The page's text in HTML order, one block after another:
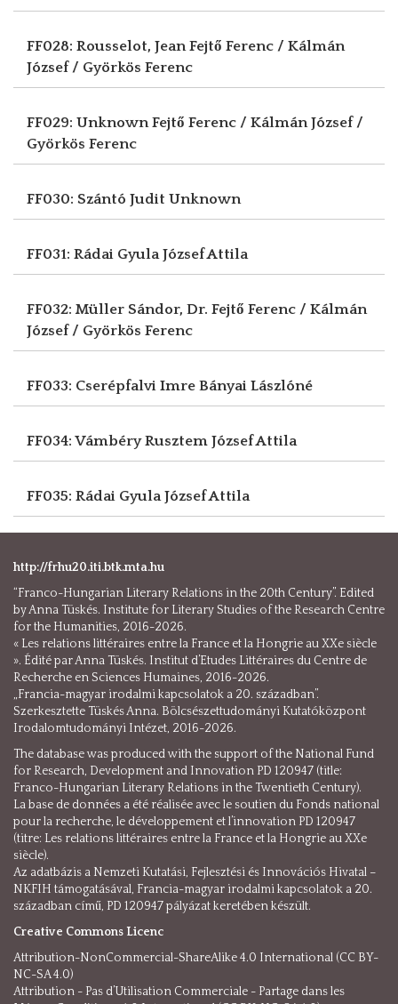
FF028: Rousselot, JeanFejtő Ferenc / Kálmán
József / Györkös Ferenc
FF029: UnknownFejtő Ferenc / Kálmán József /
Györkös Ferenc
FF030: Szántó Judit Unknown
FF031: Rádai GyulaJózsef Attila
FF032: Müller Sándor, Dr. Fejtő Ferenc / Kálmán
József / Györkös Ferenc
FF033: Cserépfalvi Imre Bányai Lászlóné
FF034: Vámbéry Rusztem József Attila
FF035: Rádai GyulaJózsef Attila
http://frhu20.iti.btk.mta.hu
“Franco-Hungarian Literary Relations in the 20th Century”. Edited
by Anna Tüskés. Institute for Literary Studies of the Research Centre
for the Humanities, 2016-2026.
« Les relations littéraires entre la France et la Hongrie au XXe siècle
». Édité par Anna Tüskés. Institut d’Etudes Littéraires du Centre de
Recherche en Sciences Humaines, 2016-2026.
„Francia-magyar irodalmi kapcsolatok a 20. században”.
Szerkesztette Tüskés Anna. Bölcsészettudományi Kutatóközpont
Irodalomtudományi Intézet, 2016-2026.
The database was produced with the support of the National Fund
for Research, Development and Innovation PD 120947 (title:
Franco-Hungarian Literary Relations in the Twentieth Century).
La base de données a été réalisée avec le soutien du Fonds national
pour la recherche, le développement et l’innovation PD 120947
(titre: Les relations littéraires entre la France et la Hongrie au XXe
siècle).
Az adatbázis a Nemzeti Kutatási, Fejlesztési és Innovációs Hivatal –
NKFIH támogatásával, Francia-magyar irodalmi kapcsolatok a 20.
században című, PD 120947 pályázat keretében készült.
Creative Commons Licenc
Attribution-NonCommercial-ShareAlike 4.0 International (CC BY-
NC-SA 4.0)
Attribution - Pas d’Utilisation Commerciale - Partage dans les